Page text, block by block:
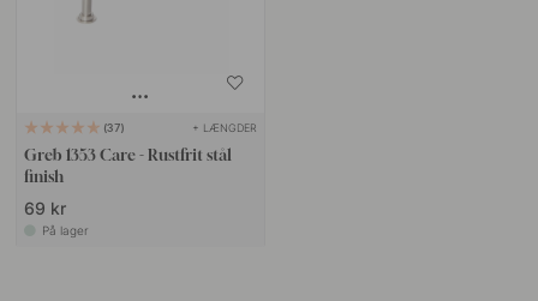
37 + LÆNGDER
Greb 1353 Care - Rustfrit stål
finish
69 kr
På lager